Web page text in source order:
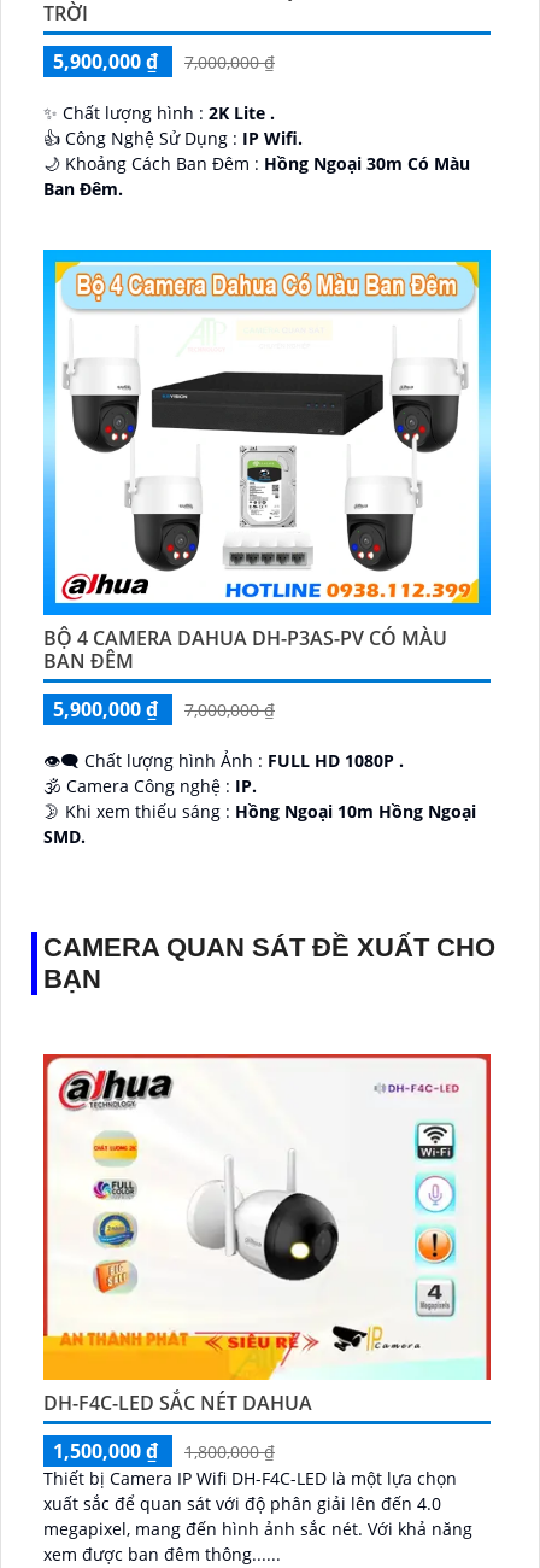
TRỜI
5,900,000 ₫
7,000,000 ₫
✨ Chất lượng hình : 2K Lite .
👍 Công Nghệ Sử Dụng : IP Wifi.
🌙 Khoảng Cách Ban Đêm : Hồng Ngoại 30m Có Màu
Ban Ðêm.
BỘ 4 CAMERA DAHUA DH-P3AS-PV CÓ MÀU
BAN ĐÊM
5,900,000 ₫
7,000,000 ₫
👁️‍🗨 Chất lượng hình Ảnh : FULL HD 1080P .
🕉️ Camera Công nghệ : IP.
🌛 Khi xem thiếu sáng : Hồng Ngoại 10m Hồng Ngoại
SMD.
CAMERA QUAN SÁT ĐỀ XUẤT CHO
BẠN
DH-F4C-LED SẮC NÉT DAHUA
1,500,000 ₫
1,800,000 ₫
Thiết bị Camera IP Wifi DH-F4C-LED là một lựa chọn
xuất sắc để quan sát với độ phân giải lên đến 4.0
megapixel, mang đến hình ảnh sắc nét. Với khả năng
xem được ban đêm thông......